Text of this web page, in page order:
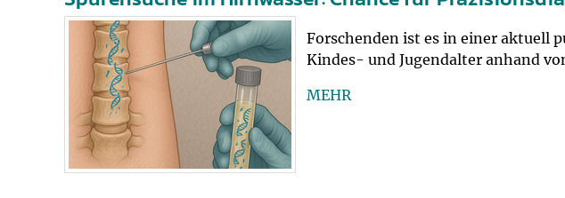
Impfsicherheit
Häufige Fragen
Vorsorge- und Impferinnerung
Notdienste
Empfehlungen zum
Hörlexikon
Entwicklungskalender
Forschenden ist es in einer aktuell
Kindes- und Jugendalter anhand
MEHR